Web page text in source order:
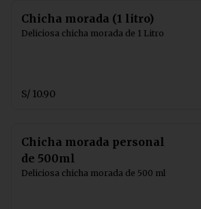
Chicha morada (1 litro)
Deliciosa chicha morada de 1 Litro
S/ 10.90
Chicha morada personal
de 500ml
Deliciosa chicha morada de 500 ml